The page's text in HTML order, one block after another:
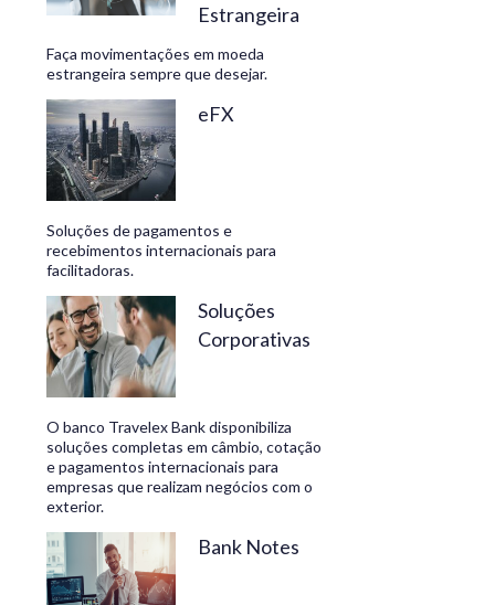
Estrangeira
Faça movimentações em moeda
estrangeira sempre que desejar.
eFX
Soluções de pagamentos e
recebimentos internacionais para
facilitadoras.
Soluções
Corporativas
O banco Travelex Bank disponibiliza
soluções completas em câmbio, cotação
e pagamentos internacionais para
empresas que realizam negócios com o
exterior.
Bank Notes